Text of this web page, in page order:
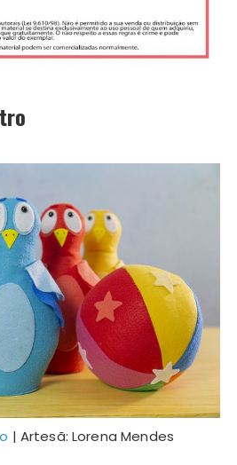
| Artesã: Lorena Mendes